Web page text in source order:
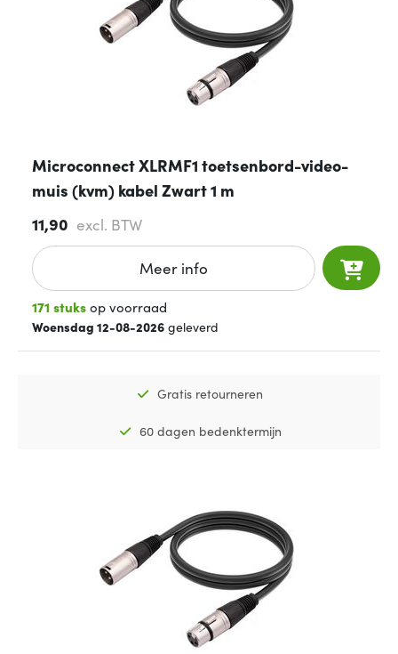
Microconnect XLRMF1 toetsenbord-video-
muis (kvm) kabel Zwart 1 m
11,90 excl. BTW
Meer info
171 stuksop voorraad
Woensdag 12-08-2026 geleverd
Gratis retourneren
60 dagen bedenktermijn